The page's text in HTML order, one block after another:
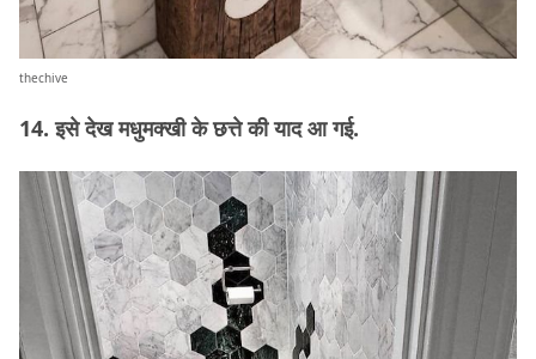
thechive
14. इसे देख मधुमक्खी के छत्ते की याद आ गई.